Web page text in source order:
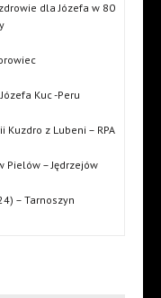
dla Józefa w 80
Kuc -Peru
Kuzdro z Lubeni – RPA
Pielów – Jędrzejów
– Tarnoszyn